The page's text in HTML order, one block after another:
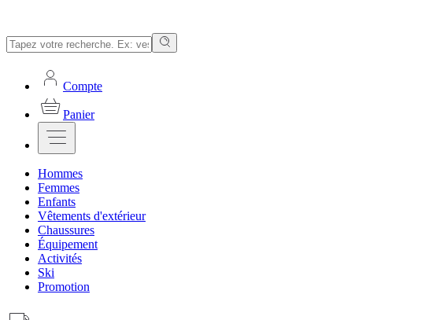
Compte
Panier
Hommes
Femmes
Enfants
Vêtements d'extérieur
Chaussures
Équipement
Activités
Ski
Promotion